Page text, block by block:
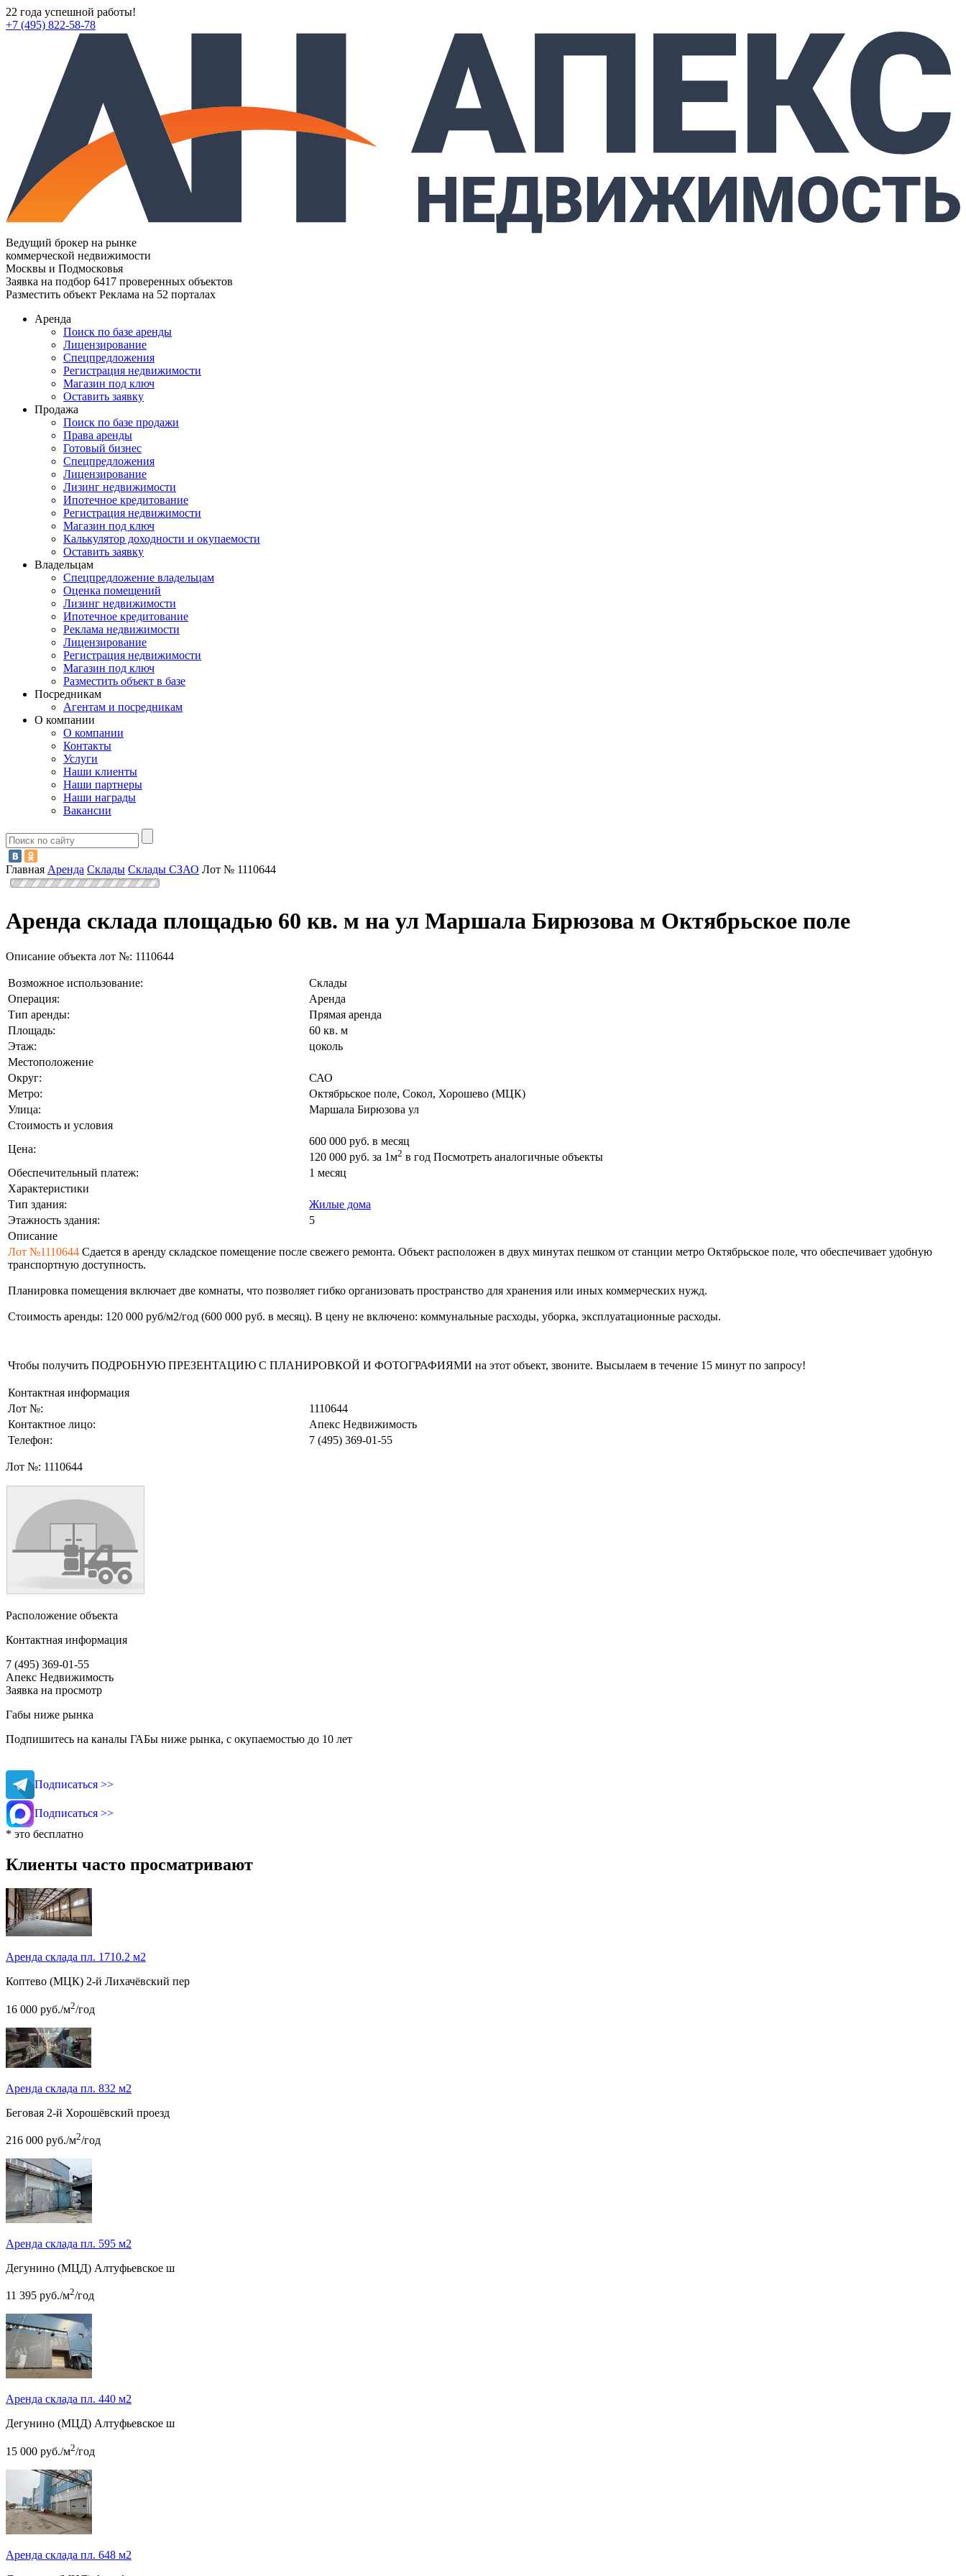
22 года успешной работы!
+7 (495) 822-58-78
Ведущий брокер на рынке
коммерческой недвижимости
Москвы и Подмосковья
Заявка на подбор 6417 проверенных объектов
Разместить объект Реклама на 52 порталах
Аренда
Поиск по базе аренды
Лицензирование
Спецпредложения
Регистрация недвижимости
Магазин под ключ
Оставить заявку
Продажа
Поиск по базе продажи
Права аренды
Готовый бизнес
Спецпредложения
Лицензирование
Лизинг недвижимости
Ипотечное кредитование
Регистрация недвижимости
Магазин под ключ
Калькулятор доходности и окупаемости
Оставить заявку
Владельцам
Спецпредложение владельцам
Оценка помещений
Лизинг недвижимости
Ипотечное кредитование
Реклама недвижимости
Лицензирование
Регистрация недвижимости
Магазин под ключ
Разместить объект в базе
Посредникам
Агентам и посредникам
О компании
О компании
Контакты
Услуги
Наши клиенты
Наши партнеры
Наши награды
Вакансии
Главная Аренда Склады Склады СЗАО Лот № 1110644
Аренда склада площадью 60 кв. м на ул Маршала Бирюзова м Октябрьское поле
Описание объекта лот №: 1110644
Возможное использование:
Склады
Операция:
Аренда
Тип аренды:
Прямая аренда
Площадь:
60 кв. м
Этаж:
цоколь
Местоположение
Округ:
САО
Метро:
Октябрьское поле, Сокол, Хорошево (МЦК)
Улица:
Маршала Бирюзова ул
Стоимость и условия
Цена:
600 000 руб. в месяц
120 000 руб. за 1м2 в год Посмотреть аналогичные объекты
Обеспечительный платеж:
1 месяц
Характеристики
Тип здания:
Жилые дома
Этажность здания:
5
Описание
Лот №1110644 Сдается в аренду складское помещение после свежего ремонта. Объект расположен в двух минутах пешком от станции метро Октябрьское поле, что обеспечивает удобную
транспортную доступность.
Планировка помещения включает две комнаты, что позволяет гибко организовать пространство для хранения или иных коммерческих нужд.
Стоимость аренды: 120 000 руб/м2/год (600 000 руб. в месяц). В цену не включено: коммунальные расходы, уборка, эксплуатационные расходы.
Чтобы получить ПОДРОБНУЮ ПРЕЗЕНТАЦИЮ С ПЛАНИРОВКОЙ И ФОТОГРАФИЯМИ на этот объект, звоните. Высылаем в течение 15 минут по запросу!
Контактная информация
Лот №:
1110644
Контактное лицо:
Апекс Недвижимость
Телефон:
7 (495) 369-01-55
Лот №: 1110644
Расположение объекта
Контактная информация
7 (495) 369-01-55
Апекс Недвижимость
Заявка на просмотр
Габы ниже рынка
Подпишитесь на каналы ГАБы ниже рынка, с окупаемостью до 10 лет
Подписаться >>
Подписаться >>
* это бесплатно
Клиенты часто просматривают
Аренда склада пл. 1710.2 м2
Коптево (МЦК) 2-й Лихачёвский пер
16 000 руб./м2/год
Аренда склада пл. 832 м2
Беговая 2-й Хорошёвский проезд
216 000 руб./м2/год
Аренда склада пл. 595 м2
Дегунино (МЦД) Алтуфьевское ш
11 395 руб./м2/год
Аренда склада пл. 440 м2
Дегунино (МЦД) Алтуфьевское ш
15 000 руб./м2/год
Аренда склада пл. 648 м2